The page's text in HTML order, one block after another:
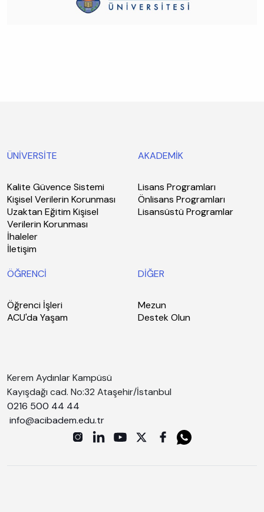
ÜNİVERSİTE
Kalite Güvence Sistemi
Kişisel Verilerin Korunması
Uzaktan Eğitim Kişisel
Verilerin Korunması
İhaleler
İletişim
AKADEMİK
Lisans Programları
Önlisans Programları
Lisansüstü Programlar
ÖĞRENCİ
Öğrenci İşleri
ACU'da Yaşam
DİĞER
Mezun
Destek Olun
Kerem Aydınlar Kampüsü
Kayışdağı cad. No:32 Ataşehir/İstanbul
0216 500 44 44
info@acibadem.edu.tr